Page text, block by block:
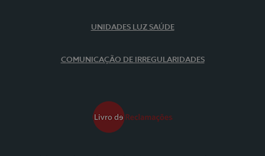
UNIDADES LUZ SAÚDE
COMUNICAÇÃO DE IRREGULARIDADES